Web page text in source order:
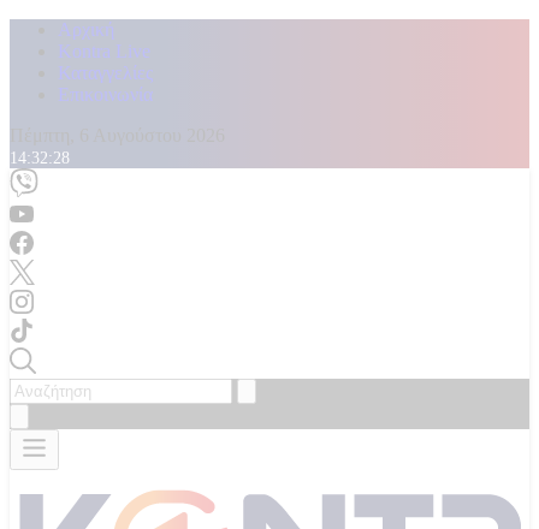
Αρχική
Kontra Live
Καταγγελίες
Επικοινωνία
14:32:30